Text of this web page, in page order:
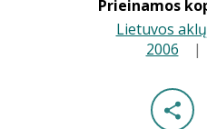
Prieinamos
Lietuvos
2006 |